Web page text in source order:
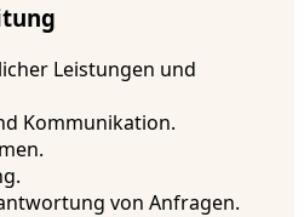
Leistungen und
Kommunikation.
von Anfragen.